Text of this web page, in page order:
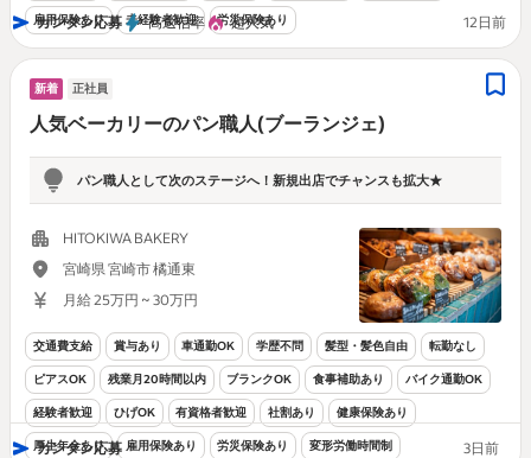
雇用保険あり 未経験者歓迎 労災保険あり
カンタン応募 高返信率 超人気 12日前
新着 正社員
人気ベーカリーのパン職人(ブーランジェ)
パン職人として次のステージへ！新規出店でチャンスも拡大★
HITOKIWA BAKERY
宮崎県 宮崎市 橘通東
月給 25万円 ~ 30万円
交通費支給 賞与あり 車通勤OK 学歴不問 髪型・髪色自由 転勤なし
ピアスOK 残業月20時間以内 ブランクOK 食事補助あり バイク通勤OK
経験者歓迎 ひげOK 有資格者歓迎 社割あり 健康保険あり
厚生年金あり 雇用保険あり 労災保険あり 変形労働時間制
カンタン応募 3日前